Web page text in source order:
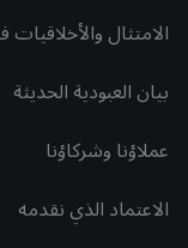
الامتثال
بيان العبودية الحديثة
عملاؤنا وشركاؤنا
الاعتماد الذي نقدمه